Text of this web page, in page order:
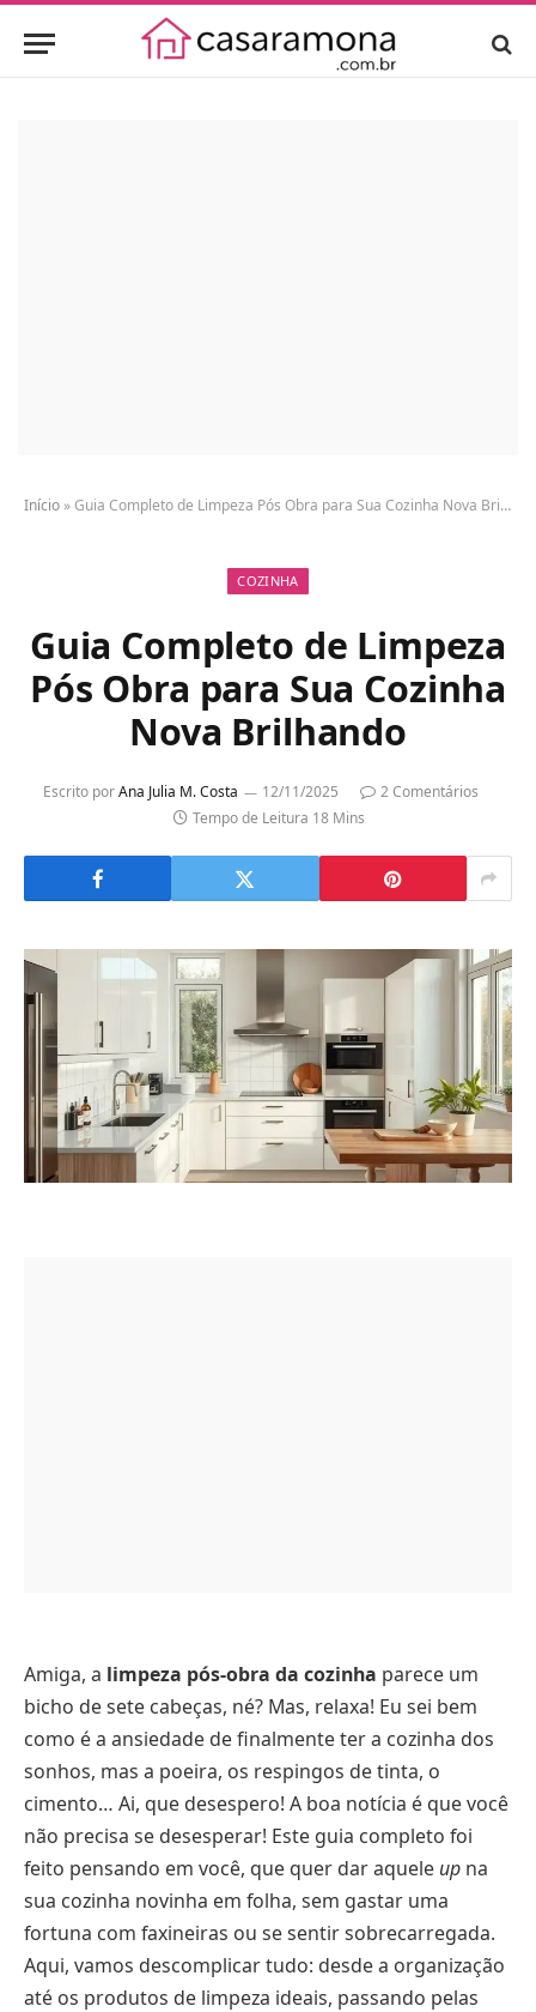
Início »Guia Completo de Limpeza Pós Obra para Sua Cozinha Nova Brilhando
COZINHA
Guia Completo de Limpeza
Pós Obra para Sua Cozinha
Nova Brilhando
Escrito porAna Julia M. Costa 12/11/2025
2 Comentários
Tempo de Leitura 18 Mins
Amiga, a limpeza pós-obra da cozinha parece um
bicho de sete cabeças, né? Mas, relaxa! Eu sei bem
como é a ansiedade de finalmente ter a cozinha dos
sonhos, mas a poeira, os respingos de tinta, o
cimento… Ai, que desespero! A boa notícia é que você
não precisa se desesperar! Este guia completo foi
feito pensando em você, que quer dar aquele up na
sua cozinha novinha em folha, sem gastar uma
fortuna com faxineiras ou se sentir sobrecarregada.
Aqui, vamos descomplicar tudo: desde a organização
até os produtos de limpeza ideais, passando pelas